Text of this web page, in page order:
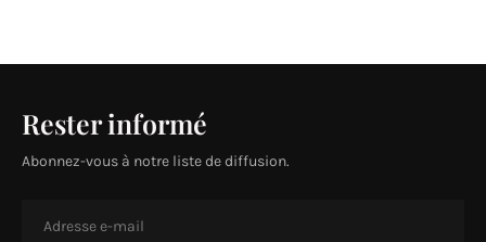
Rester informé
Abonnez-vous à notre liste de diffusion.